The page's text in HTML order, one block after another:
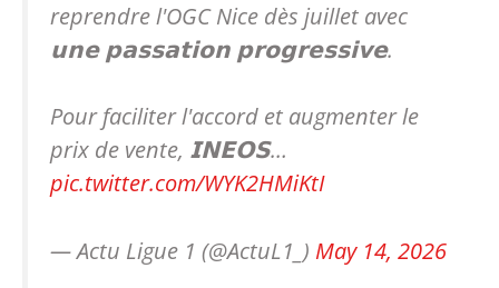
reprendre l'OGC Nice dès juillet avec
𝘂𝗻𝗲 𝗽𝗮𝘀𝘀𝗮𝘁𝗶𝗼𝗻 𝗽𝗿𝗼𝗴𝗿𝗲𝘀𝘀𝗶𝘃𝗲.
Pour faciliter l'accord et augmenter le
prix de vente, 𝗜𝗡𝗘𝗢𝗦…
pic.twitter.com/WYK2HMiKtI
— Actu Ligue 1 (@ActuL1_) May 14, 2026